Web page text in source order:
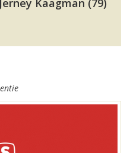
Kaagman (79)